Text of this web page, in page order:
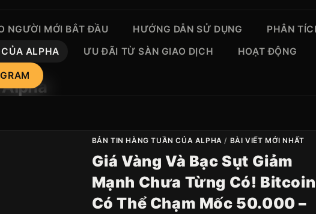
NGƯỜI MỚI BẮT ĐẦU HƯỚNG DẪN SỬ DỤNG
PHÂN
ALPHA
ƯU ĐÃI TỪ SÀN GIAO DỊCH HOẠT ĐỘNG
BẢN TIN HÀNG TUẦN CỦA ALPHA / BÀI VIẾT MỚI NHẤT
Giá Vàng Và Bạc Sụt Giảm
Mạnh Chưa Từng Có! Bitcoin
Có Thể Chạm Mốc 50.000 –